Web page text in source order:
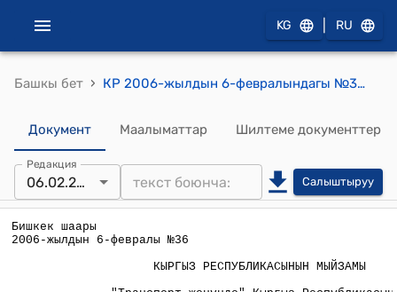
KG RU
Башкы бет › КР 2006-жылдын 6-февралындагы №36 " Транспорт жөнүндө" Кыргыз Республикасынын Мыйзамына толуктоолор жана өзгөртүүлөр киргизүү тууралу" Мыйзамы
Документ Маалыматтар Шилтеме документтер
Редакция
06.02.2006 Салыштыруу